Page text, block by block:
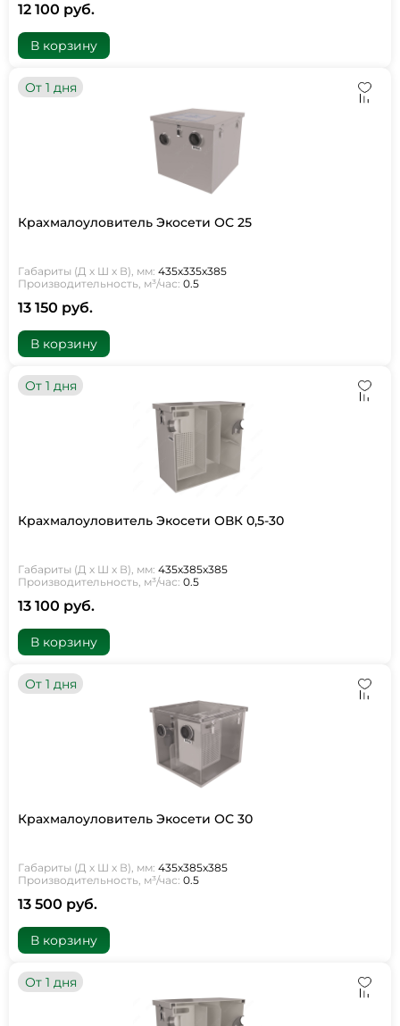
12 100 руб.
В корзину
От 1 дня
Крахмалоуловитель Экосети ОС 25
Габариты (Д х Ш х В), мм: 435х335х385
Производительность, м³/час: 0.5
13 150 руб.
В корзину
От 1 дня
Крахмалоуловитель Экосети ОВК 0,5-30
Габариты (Д х Ш х В), мм: 435х385х385
Производительность, м³/час: 0.5
13 100 руб.
В корзину
От 1 дня
Крахмалоуловитель Экосети ОС 30
Габариты (Д х Ш х В), мм: 435х385х385
Производительность, м³/час: 0.5
13 500 руб.
В корзину
От 1 дня